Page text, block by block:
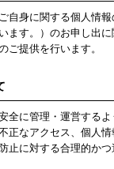
自身に関する個人情
ます。）のお申し出
ご提供を行います。
全に管理・運営する
正なアクセス、個人情
止に対する合理的か